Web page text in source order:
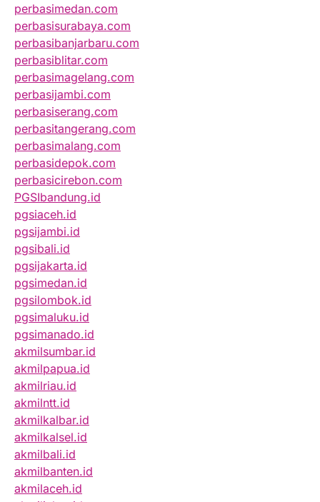
perbasimedan.com
perbasisurabaya.com
perbasibanjarbaru.com
perbasiblitar.com
perbasimagelang.com
perbasijambi.com
perbasiserang.com
perbasitangerang.com
perbasimalang.com
perbasidepok.com
perbasicirebon.com
PGSIbandung.id
pgsiaceh.id
pgsijambi.id
pgsibali.id
pgsijakarta.id
pgsimedan.id
pgsilombok.id
pgsimaluku.id
pgsimanado.id
akmilsumbar.id
akmilpapua.id
akmilriau.id
akmilntt.id
akmilkalbar.id
akmilkalsel.id
akmilbali.id
akmilbanten.id
akmilaceh.id